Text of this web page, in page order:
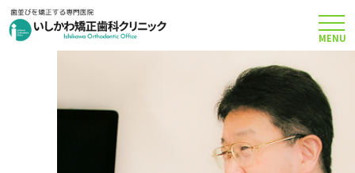
矯正治療について
MENU